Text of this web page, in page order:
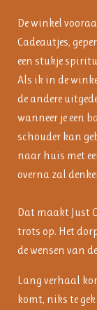
De winkel
Cadeautjes,
een stukje
Als ik in de
de andere
wanneer je een
schouder kan
naar huis met
overna zal
Dat maakt Just
trots op. Het
de wensen van
Lang verhaal
komt, niks te